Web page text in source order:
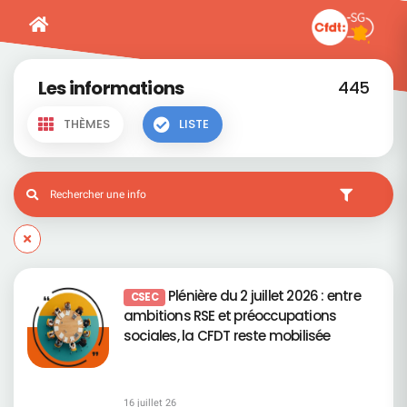
Les informations 445
THÈMES LISTE
CSEC Plénière du 2 juillet 2026 : entre
ambitions RSE et préoccupations
sociales, la CFDT reste mobilisée
16 juillet 26